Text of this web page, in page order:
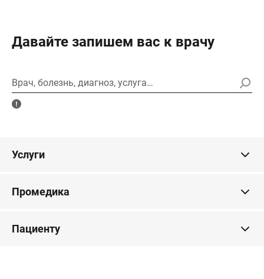
Давайте запишем вас к врачу
Врач, болезнь, диагноз, услуга…
Услуги
Промедика
Пациенту